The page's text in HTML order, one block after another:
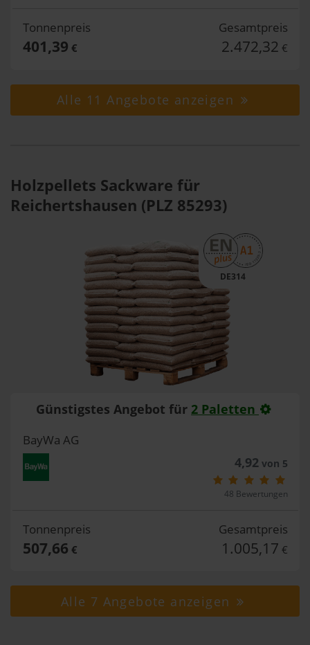
Tonnenpreis
401,39 €
Gesamtpreis
2.472,32 €
Alle 11 Angebote anzeigen
Holzpellets Sackware für
Reichertshausen (PLZ 85293)
DE314
Günstigstes Angebot für 2 Paletten
BayWa AG
4,92von 5
48 Bewertungen
Tonnenpreis
507,66 €
Gesamtpreis
1.005,17 €
Alle 7 Angebote anzeigen